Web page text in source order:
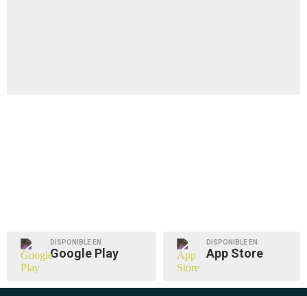
DISPONIBLE EN
Google Play
DISPONIBLE EN
App Store